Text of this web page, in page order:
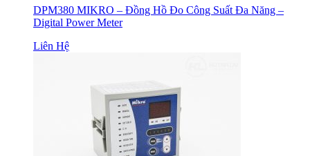
DPM380 MIKRO – Đồng Hồ Đo Công Suất Đa Năng –
Digital Power Meter
Liên Hệ